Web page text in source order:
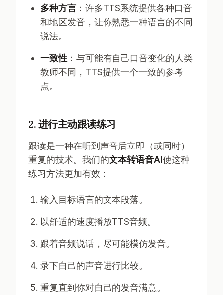
多种方言 ：许多TTS系统提供各种口音
和地区发音，让你熟悉一种语言的不同
说法。
一致性 ：与可能有自己口音变化的人类
教师不同，TTS提供一个一致的参考
点。
2. 进行主动跟读练习
跟读是一种在听到声音后立即（或同时）
重复的技术。我们的文本转语音AI使这种
练习方法更加有效：
输入目标语言的文本段落。
以舒适的速度播放TTS音频。
跟着音频说话，尽可能模仿发音。
录下自己的声音进行比较。
重复直到你对自己的发音满意。